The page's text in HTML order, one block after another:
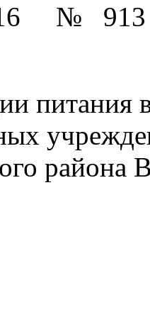
№ 913
питания
района